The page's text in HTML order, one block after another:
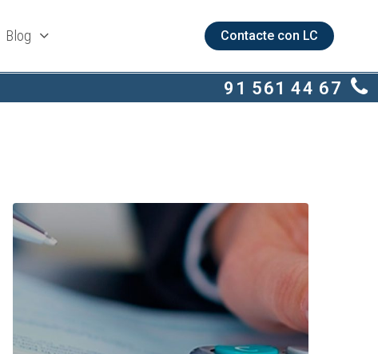
Blog Contacte con LC
91 561 44 67